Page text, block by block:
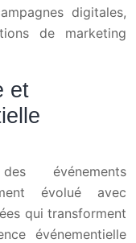
digitales,
de marketing
et
événements
évolué avec
qui transforment
événementielle